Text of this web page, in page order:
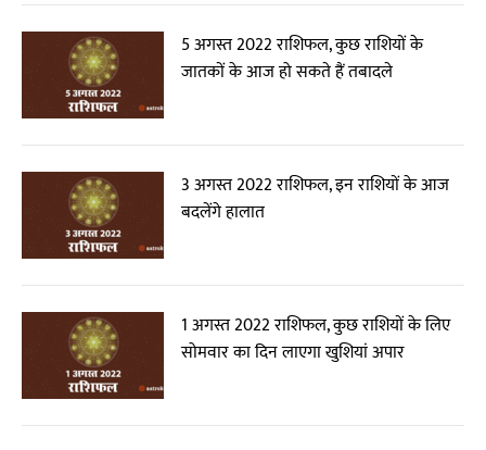
5 अगस्त 2022 राशिफल, कुछ राशियों के
जातकों के आज हो सकते हैं तबादले
3 अगस्त 2022 राशिफल, इन राशियों के आज
बदलेंगे हालात
1 अगस्त 2022 राशिफल, कुछ राशियों के लिए
सोमवार का दिन लाएगा खुशियां अपार